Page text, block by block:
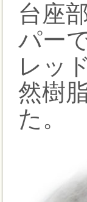
台座
パー
レッ
然樹
た。